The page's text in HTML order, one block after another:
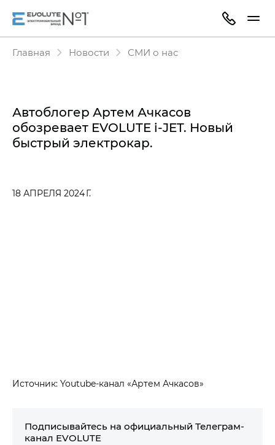
Главная Новости СМИ о нас
Автоблогер Артем Ачкасов
обозревает EVOLUTE i‑JET. Новый
быстрый электрокар.
18 АПРЕЛЯ 2024 Г.
Источник: Youtube-канал «Артем Ачкасов»
Подписывайтесь на официальный Телеграм-
канал EVOLUTE